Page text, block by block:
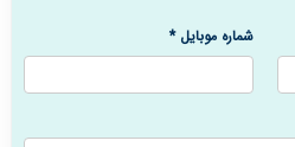
شماره موبایل*